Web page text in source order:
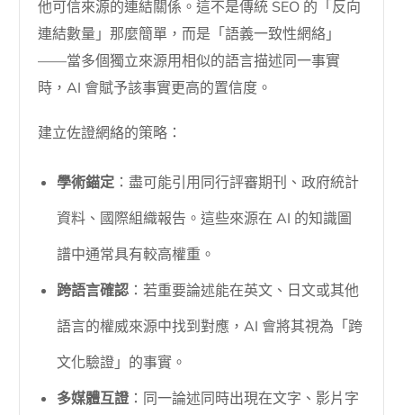
他可信來源的連結關係。這不是傳統 SEO 的「反向
連結數量」那麼簡單，而是「語義一致性網絡」
——當多個獨立來源用相似的語言描述同一事實
時，AI 會賦予該事實更高的置信度。
建立佐證網絡的策略：
學術錨定 ：盡可能引用同行評審期刊、政府統計
資料、國際組織報告。這些來源在 AI 的知識圖
譜中通常具有較高權重。
跨語言確認 ：若重要論述能在英文、日文或其他
語言的權威來源中找到對應，AI 會將其視為「跨
文化驗證」的事實。
多媒體互證 ：同一論述同時出現在文字、影片字